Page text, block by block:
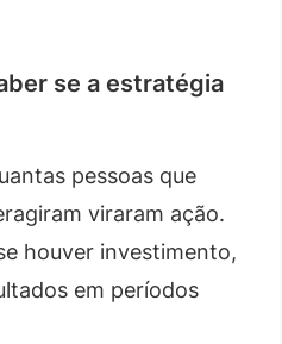
se a estratégia
pessoas que
viraram ação.
houver investimento,
em períodos